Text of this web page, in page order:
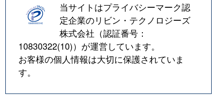
当サイトはプライバシーマーク認
定企業のリビン・テクノロジーズ
株式会社（認証番号：
10830322(10)）が運営しています。
お客様の個人情報は大切に保護されていま
す。